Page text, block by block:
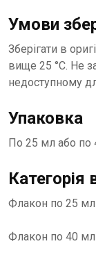
Умови
Зберігати в
вище 25 °С. Не
недоступному
Упаковка
По 25 мл або по
Категорія
Флакон по 25 мл
Флакон по 40